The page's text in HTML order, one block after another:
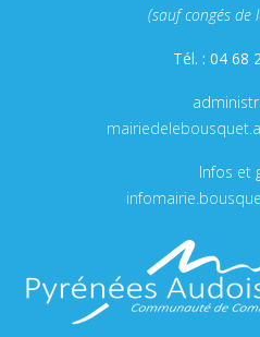
(sauf congés de
Tél. : 04 68
Infos et